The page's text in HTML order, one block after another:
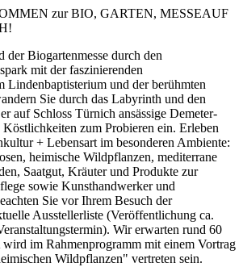
zur BIO, GARTEN, MESSEAUF
der Biogartenmesse durch den
mit der faszinierenden
Lindenbaptisterium und der berühmten
Sie durch das Labyrinth und den
auf Schloss Türnich ansässige Demeter-
zum Probieren ein. Erleben
+ Lebensart im besonderen Ambiente:
heimische Wildpflanzen, mediterrane
Saatgut, Kräuter und Produkte zur
sowie Kunsthandwerker und
Sie vor Ihrem Besuch der
Ausstellerliste (Veröffentlichung ca.
Wir erwarten rund 60
im Rahmenprogramm mit einem Vortrag
Wildpflanzen" vertreten sein.